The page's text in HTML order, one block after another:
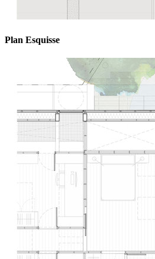
Plan Esquisse